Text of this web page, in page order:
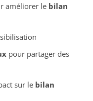
améliorer le bilan
pour partager des
sur le bilan